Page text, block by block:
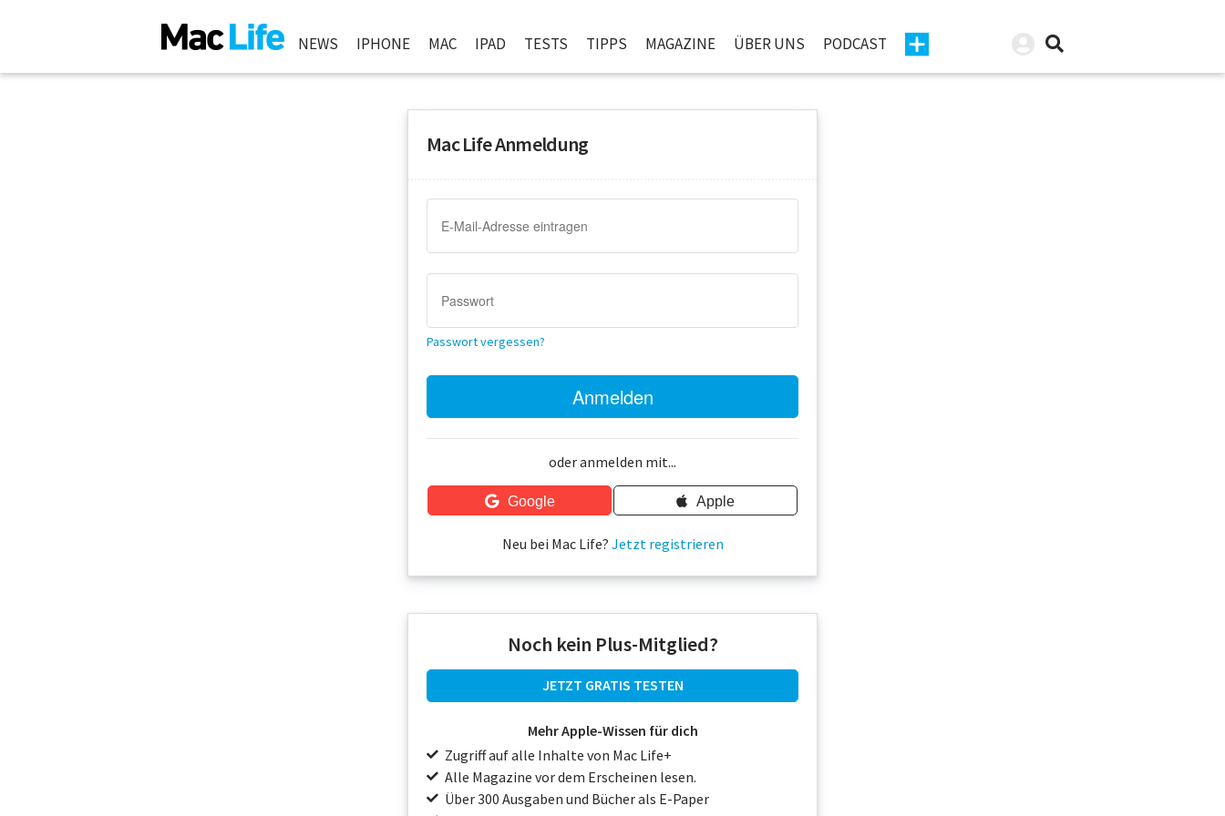
NEWS IPHONE MAC IPAD TESTS TIPPS MAGAZINE ÜBER UNS PODCAST
Mac Life Anmeldung
Passwort vergessen?
oder anmelden mit...
Google Apple
Neu bei Mac Life? Jetzt registrieren
Noch kein Plus-Mitglied?
JETZT GRATIS TESTEN
Mehr Apple-Wissen für dich
Zugriff auf alle Inhalte von Mac Life+
Alle Magazine vor dem Erscheinen lesen.
Über 300 Ausgaben und Bücher als E-Paper